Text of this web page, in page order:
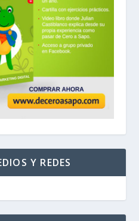
Y REDES